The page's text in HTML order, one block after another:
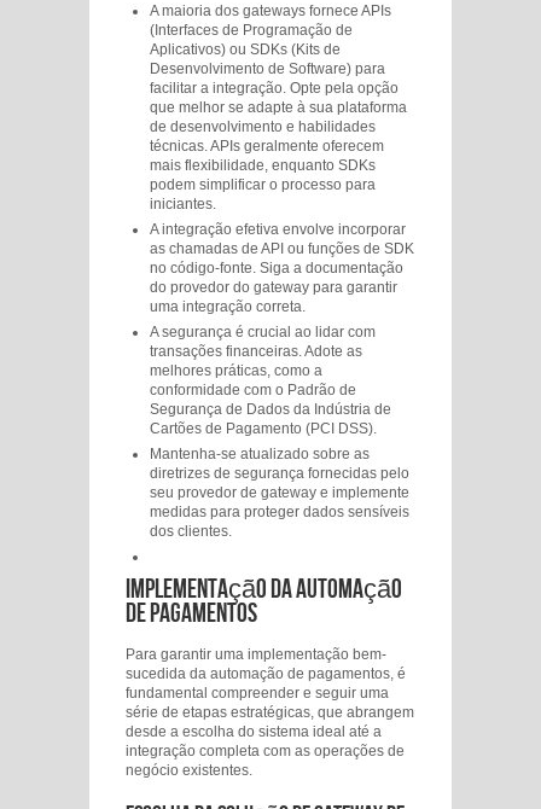
A maioria dos gateways fornece APIs
(Interfaces de Programação de
Aplicativos) ou SDKs (Kits de
Desenvolvimento de Software) para
facilitar a integração. Opte pela opção
que melhor se adapte à sua plataforma
de desenvolvimento e habilidades
técnicas. APIs geralmente oferecem
mais flexibilidade, enquanto SDKs
podem simplificar o processo para
iniciantes.
A integração efetiva envolve incorporar
as chamadas de API ou funções de SDK
no código-fonte. Siga a documentação
do provedor do gateway para garantir
uma integração correta.
A segurança é crucial ao lidar com
transações financeiras. Adote as
melhores práticas, como a
conformidade com o Padrão de
Segurança de Dados da Indústria de
Cartões de Pagamento (PCI DSS).
Mantenha-se atualizado sobre as
diretrizes de segurança fornecidas pelo
seu provedor de gateway e implemente
medidas para proteger dados sensíveis
dos clientes.
Implementação da Automação
de Pagamentos
Para garantir uma implementação bem-
sucedida da automação de pagamentos, é
fundamental compreender e seguir uma
série de etapas estratégicas, que abrangem
desde a escolha do sistema ideal até a
integração completa com as operações de
negócio existentes.